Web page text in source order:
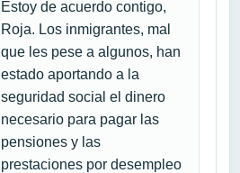
Estoy de acuerdo contigo,
Roja. Los inmigrantes, mal
que les pese a algunos, han
estado aportando a la
seguridad social el dinero
necesario para pagar las
pensiones y las
prestaciones por desempleo